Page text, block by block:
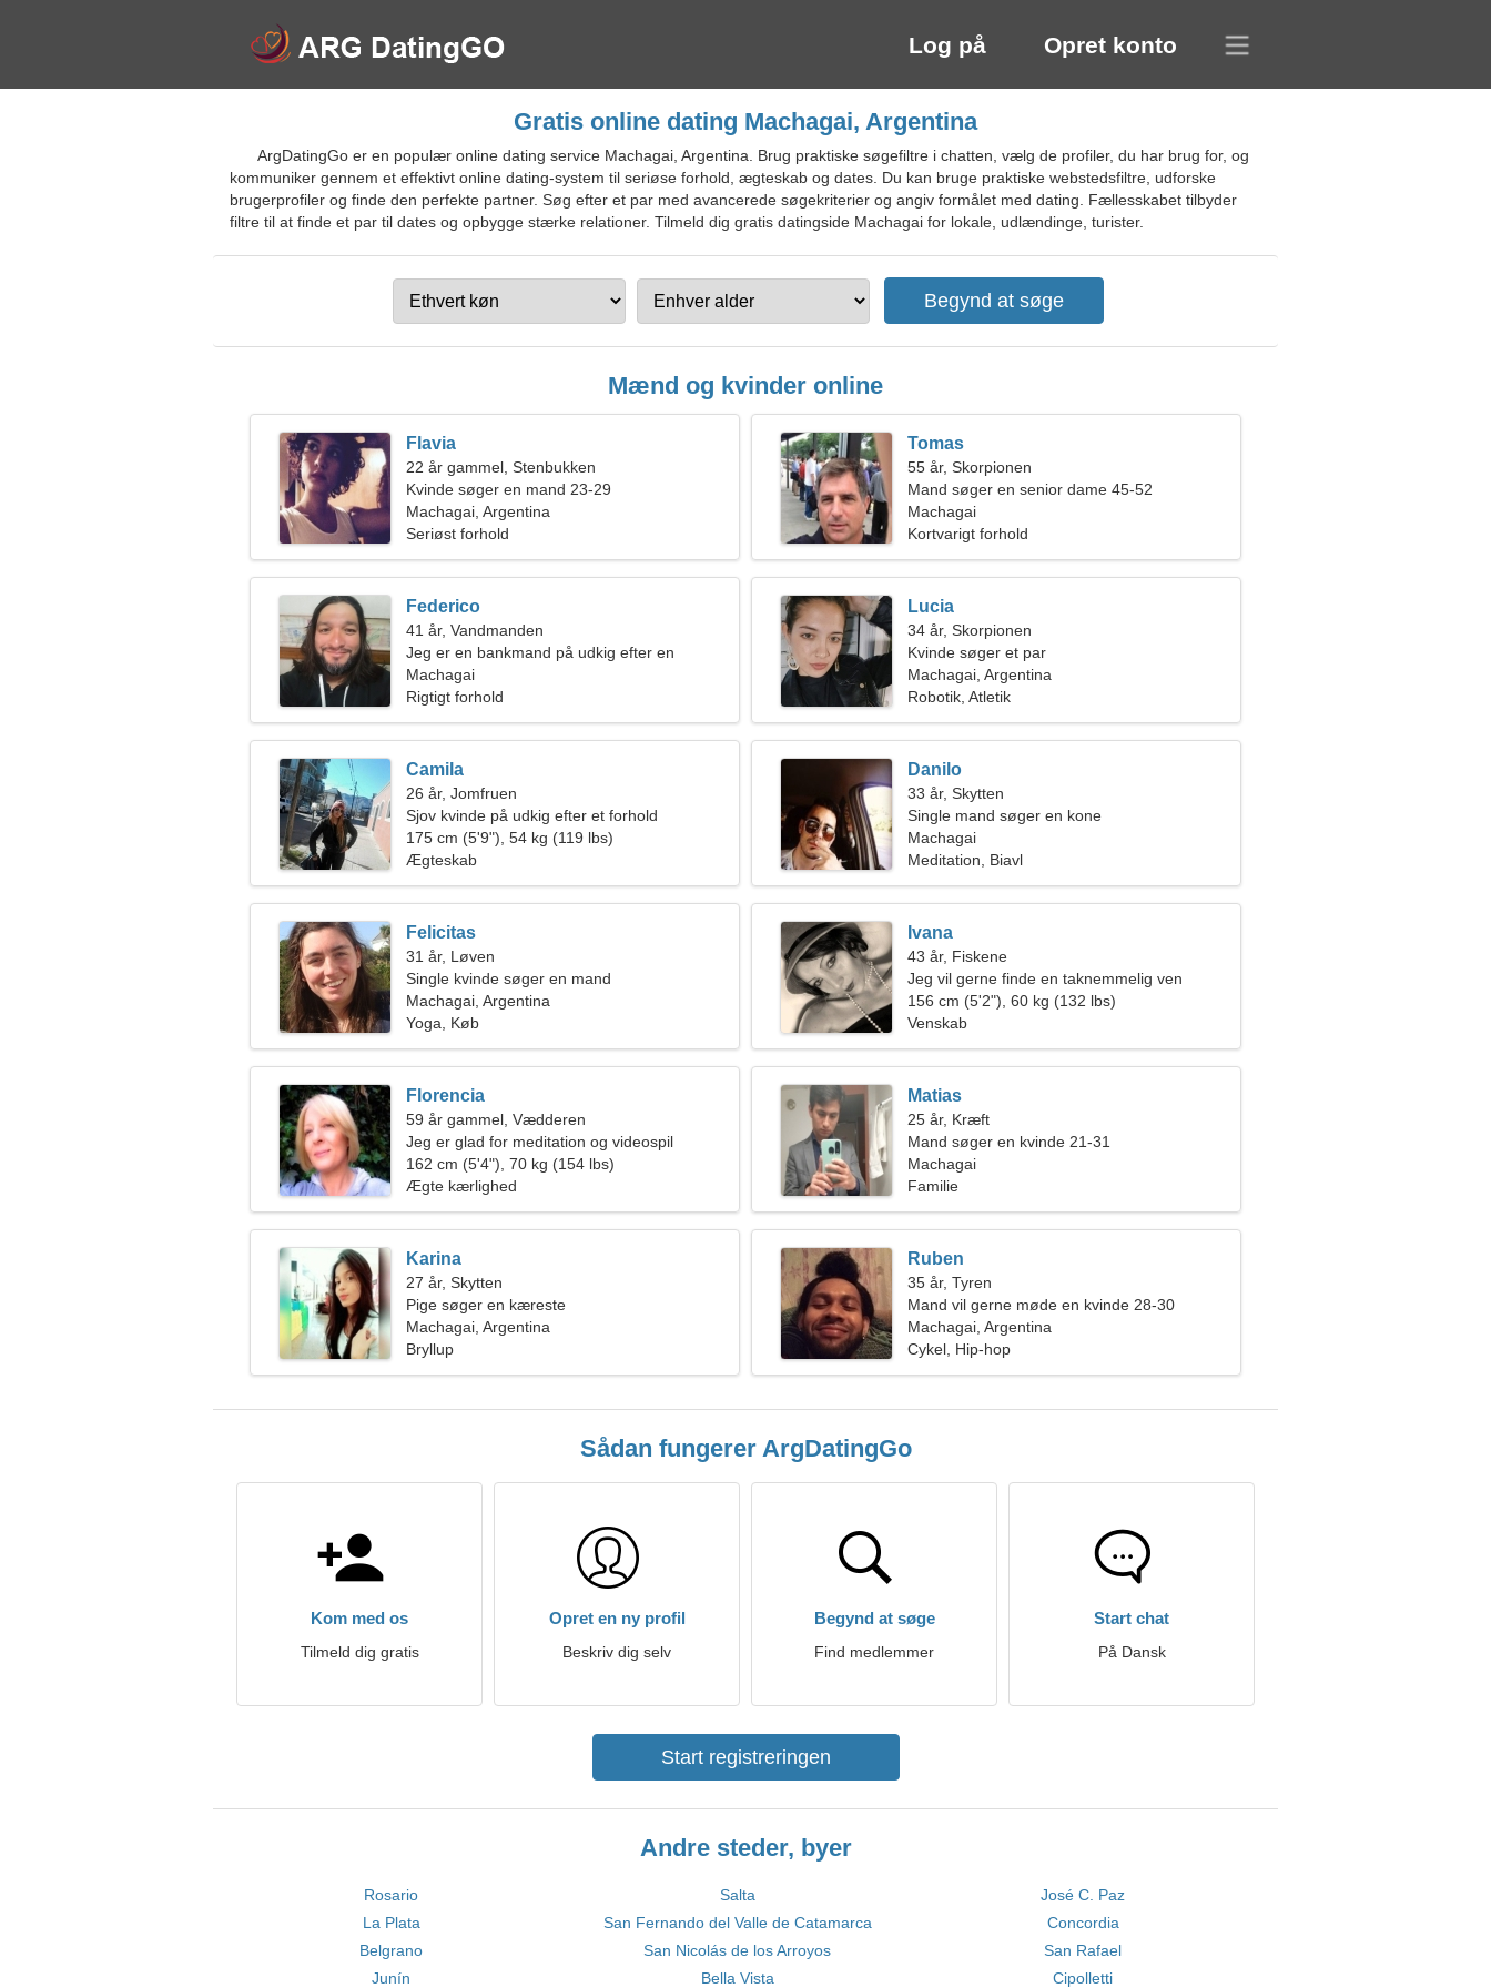
Log på Opret konto
Gratis online dating Machagai, Argentina
ArgDatingGo er en populær online dating service Machagai, Argentina. Brug praktiske søgefiltre i chatten, vælg de profiler, du har brug for, og
kommuniker gennem et effektivt online dating-system til seriøse forhold, ægteskab og dates. Du kan bruge praktiske webstedsfiltre, udforske
brugerprofiler og finde den perfekte partner. Søg efter et par med avancerede søgekriterier og angiv formålet med dating. Fællesskabet tilbyder
filtre til at finde et par til dates og opbygge stærke relationer. Tilmeld dig gratis datingside Machagai for lokale, udlændinge, turister.
Mænd og kvinder online
Flavia
22 år gammel, Stenbukken
Kvinde søger en mand 23-29
Machagai, Argentina
Seriøst forhold
Tomas
55 år, Skorpionen
Mand søger en senior dame 45-52
Machagai
Kortvarigt forhold
Federico
41 år, Vandmanden
Jeg er en bankmand på udkig efter en
energisk kvinde
Machagai
Rigtigt forhold
Lucia
34 år, Skorpionen
Kvinde søger et par
Machagai, Argentina
Robotik, Atletik
Camila
26 år, Jomfruen
Sjov kvinde på udkig efter et forhold
175 cm (5'9"), 54 kg (119 lbs)
Ægteskab
Danilo
33 år, Skytten
Single mand søger en kone
Machagai
Meditation, Biavl
Felicitas
31 år, Løven
Single kvinde søger en mand
Machagai, Argentina
Yoga, Køb
Ivana
43 år, Fiskene
Jeg vil gerne finde en taknemmelig ven
156 cm (5'2"), 60 kg (132 lbs)
Venskab
Florencia
59 år gammel, Vædderen
Jeg er glad for meditation og videospil
162 cm (5'4"), 70 kg (154 lbs)
Ægte kærlighed
Matias
25 år, Kræft
Mand søger en kvinde 21-31
Machagai
Familie
Karina
27 år, Skytten
Pige søger en kæreste
Machagai, Argentina
Bryllup
Ruben
35 år, Tyren
Mand vil gerne møde en kvinde 28-30
Machagai, Argentina
Cykel, Hip-hop
Sådan fungerer ArgDatingGo
Kom med os
Tilmeld dig gratis
Opret en ny profil
Beskriv dig selv
Begynd at søge
Find medlemmer
Start chat
På Dansk
Start registreringen
Andre steder, byer
Rosario Salta
José C. Paz
La Plata
San Fernando del Valle de Catamarca
Concordia
Belgrano
San Nicolás de los Arroyos
San Rafael
Junín
Bella Vista Cipolletti